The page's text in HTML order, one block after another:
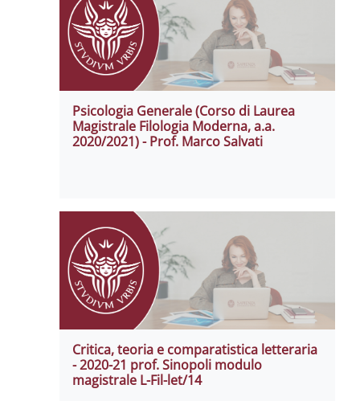
Psicologia Generale (Corso di Laurea
Magistrale Filologia Moderna, a.a.
2020/2021) - Prof. Marco Salvati
Critica, teoria e comparatistica letteraria
- 2020-21 prof. Sinopoli modulo
magistrale L-Fil-let/14